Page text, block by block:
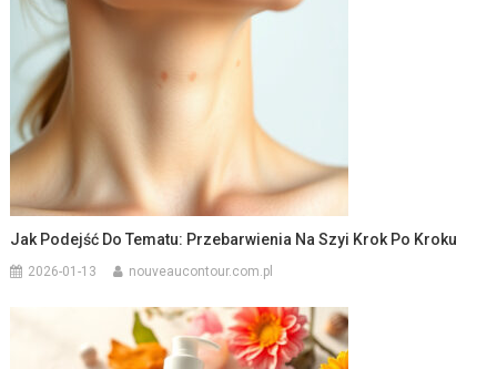
Jak Podejść Do Tematu: Przebarwienia Na Szyi Krok Po Kroku
2026-01-13 nouveaucontour.com.pl